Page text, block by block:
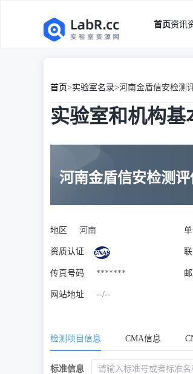
首页资讯
首页>实验室名录>河南金盾信安检测
实验室和机构基
河南金盾信安检测
地区 河南
资质认证
传真号码 *******
网站地址 --/--
检测项目信息 CMA信息
标准信息